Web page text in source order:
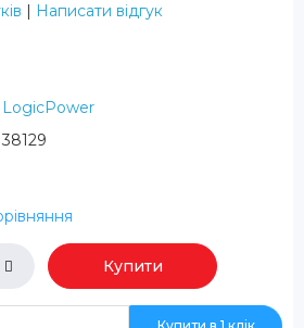
| Написати відгук
LogicPower
38129
Купити